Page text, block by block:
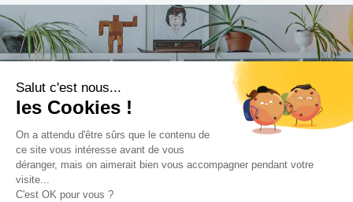
Salut c'est nous...
les Cookies !
On a attendu d'être sûrs que le contenu de
ce site vous intéresse avant de vous
déranger, mais on aimerait bien vous accompagner pendant votre
visite...
C'est OK pour vous ?
Trouvez le professionnel
le plus adapté à votre
projet !